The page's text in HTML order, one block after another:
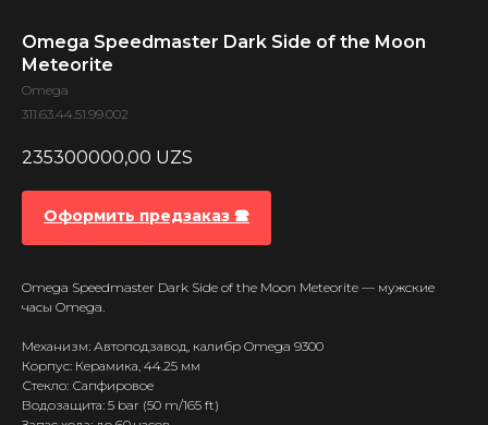
Omega Speedmaster Dark Side of the Moon
Meteorite
Omega
311.63.44.51.99.002
235300000,00 UZS
Оформить предзаказ 🕿
Omega Speedmaster Dark Side of the Moon Meteorite — мужские
часы Omega.
Механизм: Автоподзавод, калибр Omega 9300
Корпус: Керамика, 44.25 мм
Стекло: Сапфировое
Водозащита: 5 bar (50 m/165 ft)